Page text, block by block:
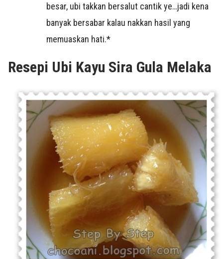
besar, ubi takkan bersalut cantik ye…jadi kena
banyak bersabar kalau nakkan hasil yang
memuaskan hati.*
Resepi Ubi Kayu Sira Gula Melaka